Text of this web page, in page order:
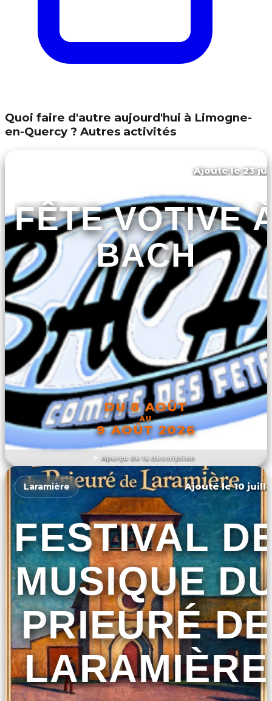
Quoi faire d'autre aujourd'hui à Limogne-
en-Quercy ? Autres activités
Aperçu de la description
Ajouté le 23
FÊTE VOTIVE
BACH
DU 8 AOÛT
AU
9 AOÛT 2026
DÉCOUVRIR L'ÉVÉNEMENT
Laramière Ajouté le 10
FESTIVAL
MUSIQUE
PRIEURÉ DE
LARAMIÈRE